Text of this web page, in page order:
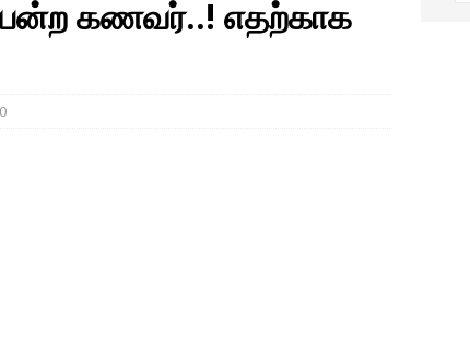
கணவர்..! எதற்காக
0